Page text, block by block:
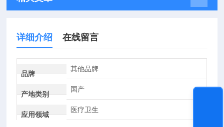
详细介绍 在线留言
品牌
其他品牌
产地类别
国产
应用领域
医疗卫生